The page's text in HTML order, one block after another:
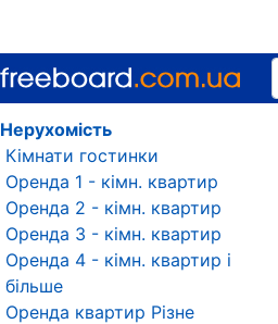
Нерухомість
Кімнати гостинки
Оренда 1 - кімн. квартир
Оренда 2 - кімн. квартир
Оренда 3 - кімн. квартир
Оренда 4 - кімн. квартир і
більше
Оренда квартир Різне